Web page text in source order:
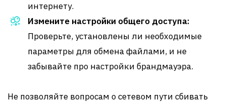
интернету.
Измените настройки общего доступа:
Проверьте, установлены ли необходимые
параметры для обмена файлами, и не
забывайте про настройки брандмауэра.
Не позволяйте вопросам о сетевом пути сбивать